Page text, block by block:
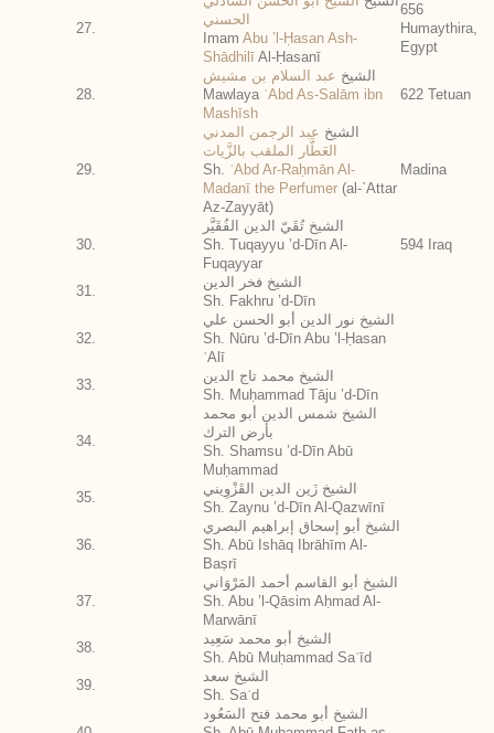
27.
الحسني
Imam Abu ’l-Ḥasan Ash-
Shādhilī Al-Ḥasanī
656
Humaythira,
Egypt
28.
الشيخ عبد السلام بن مشيش
Mawlaya ʿAbd As-Salām ibn
Mashīsh
622 Tetuan
29.
الشيخ عبد الرجمن المدني
العَطَّار الملقب بالزَّيات
Sh. ʿAbd Ar-Raḥmān Al-
Madanī the Perfumer (al-`Attar
Az-Zayyāt)
Madina
30.
الشيخ تُقَيّ الدين الفُقَيَّر
Sh. Tuqayyu ’d-Dīn Al-
Fuqayyar
594 Iraq
31.
الشيخ فخر الدين
Sh. Fakhru ’d-Dīn
32.
الشيخ نور الدين أبو الحسن علي
Sh. Nūru ’d-Dīn Abu ’l-Ḥasan
ʿAlī
33.
الشيخ محمد تاج الدين
Sh. Muḥammad Tāju ’d-Dīn
34.
الشيخ شمس الدين أبو محمد
بأرض الترك
Sh. Shamsu ’d-Dīn Abū
Muḥammad
35.
الشيخ زَين الدين القَزْوِيني
Sh. Zaynu ’d-Dīn Al-Qazwīnī
36.
الشيخ أبو إسحاق إبراهيم البصري
Sh. Abū Ishāq Ibrāhīm Al-
Baṣrī
37.
الشيخ أبو القاسم أحمد المَرْوَاني
Sh. Abu ’l-Qāsim Aḥmad Al-
Marwānī
38.
الشيخ أبو محمد سَعِيد
Sh. Abū Muḥammad Saʿīd
39.
الشيخ سعد
Sh. Saʿd
الشيخ أبو محمد فتح السَعُود